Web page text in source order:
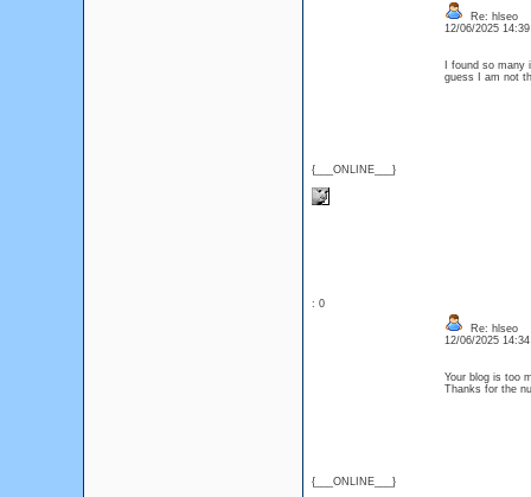
{___ONLINE___}
Re: hlseo
12/06/2025
I found so
guess I am not
: 0
{___ONLINE___}
Re: hlseo
12/06/2025
Your blog is too
Thanks for the